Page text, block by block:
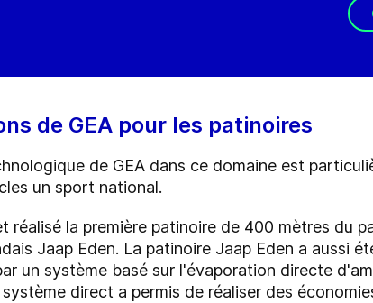
de GEA pour les patinoires
de GEA dans ce domaine est
un sport national.
réalisé la première patinoire de 400 mètres du
Jaap Eden. La patinoire Jaap Eden a aussi
un système basé sur l'évaporation directe
direct a permis de réaliser des